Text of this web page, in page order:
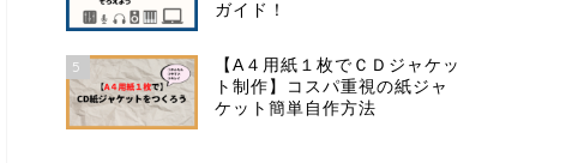
ガイド！
5
【A４用紙１枚でＣＤジャケッ
ト制作】コスパ重視の紙ジャ
ケット簡単自作方法